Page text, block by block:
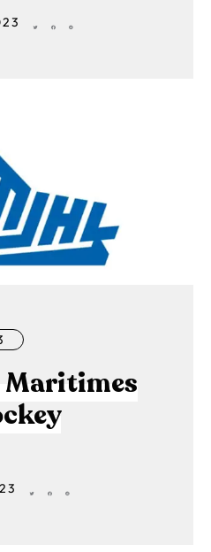
Maritimes